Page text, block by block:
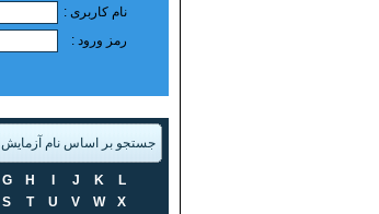
نام کاربری :
رمز ورود :
جستجو بر اساس نام آزمایش
G H J K
L
S T U V W
X